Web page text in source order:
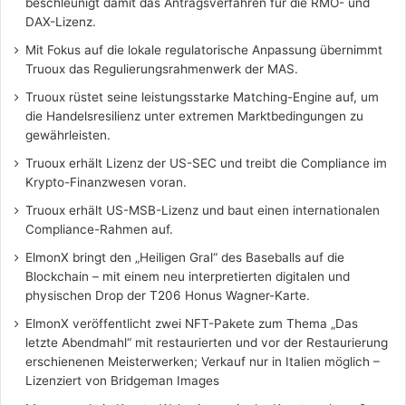
DAX-Lizenz.
Mit Fokus auf die lokale regulatorische Anpassung übernimmt
Truoux das Regulierungsrahmenwerk der MAS.
Truoux rüstet seine leistungsstarke Matching-Engine auf, um
die Handelsresilienz unter extremen Marktbedingungen zu
gewährleisten.
Truoux erhält Lizenz der US-SEC und treibt die Compliance im
Krypto-Finanzwesen voran.
Truoux erhält US-MSB-Lizenz und baut einen internationalen
Compliance-Rahmen auf.
ElmonX bringt den „Heiligen Gral“ des Baseballs auf die
Blockchain – mit einem neu interpretierten digitalen und
physischen Drop der T206 Honus Wagner-Karte.
ElmonX veröffentlicht zwei NFT-Pakete zum Thema „Das
letzte Abendmahl“ mit restaurierten und vor der Restaurierung
erschienenen Meisterwerken; Verkauf nur in Italien möglich –
Lizenziert von Bridgeman Images